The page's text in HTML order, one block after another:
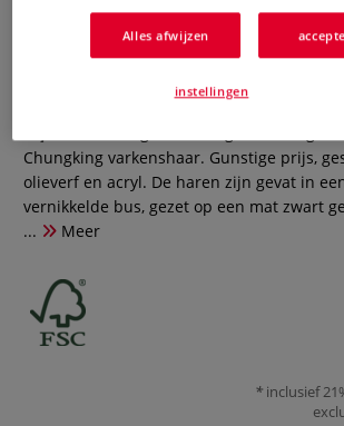
kattentong
Chungking varkenshaar. Gunstige prijs,
olieverf en acryl. De haren zijn gevat in
vernikkelde bus, gezet op een mat zwart
...
Meer
inclusief
Alles afwijzen
instellingen